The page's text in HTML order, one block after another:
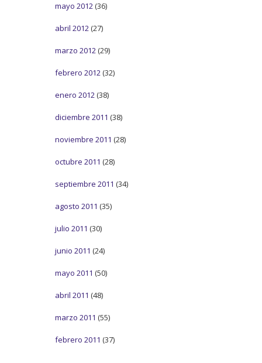
mayo 2012 (36)
abril 2012 (27)
marzo 2012 (29)
febrero 2012 (32)
enero 2012 (38)
diciembre 2011 (38)
noviembre 2011 (28)
octubre 2011 (28)
septiembre 2011 (34)
agosto 2011 (35)
julio 2011 (30)
junio 2011 (24)
mayo 2011 (50)
abril 2011 (48)
marzo 2011 (55)
febrero 2011 (37)